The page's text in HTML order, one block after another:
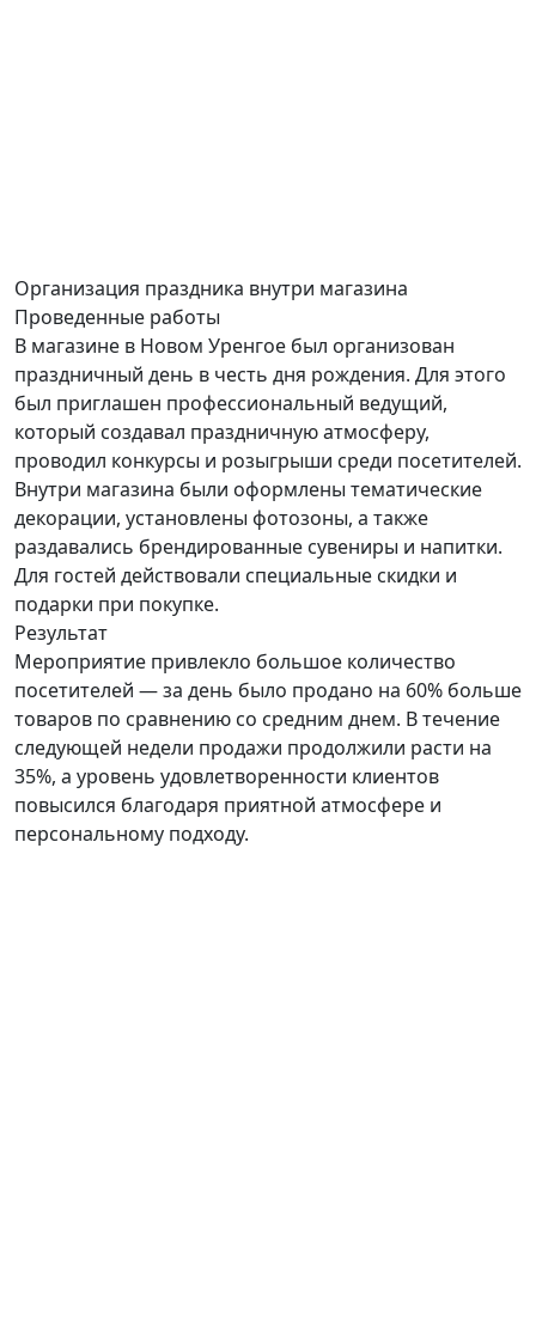
Организация праздника внутри магазина
Проведенные работы
В магазине в Новом Уренгое был организован
праздничный день в честь дня рождения. Для этого
был приглашен профессиональный ведущий,
который создавал праздничную атмосферу,
проводил конкурсы и розыгрыши среди посетителей.
Внутри магазина были оформлены тематические
декорации, установлены фотозоны, а также
раздавались брендированные сувениры и напитки.
Для гостей действовали специальные скидки и
подарки при покупке.
Результат
Мероприятие привлекло большое количество
посетителей — за день было продано на 60% больше
товаров по сравнению со средним днем. В течение
следующей недели продажи продолжили расти на
35%, а уровень удовлетворенности клиентов
повысился благодаря приятной атмосфере и
персональному подходу.